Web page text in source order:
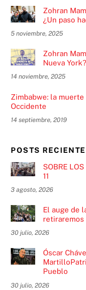
Zohran
¿Un paso
5 noviembre, 2025
Zohran
Nueva York?
14 noviembre, 2025
Zimbabwe: la
Occidente
14 septiembre, 2019
POSTS
SOBRE
11
3 agosto, 2026
El auge de
retiraremos
30 julio, 2026
Óscar
Pueblo
30 julio, 2026